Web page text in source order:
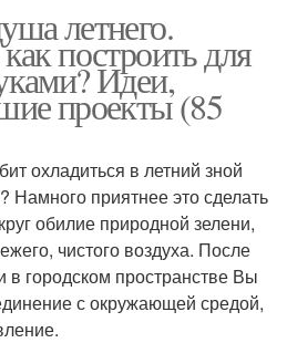
летнего.
построить для
Идеи,
проекты (85
охладиться в летний зной
приятнее это сделать
обилие природной зелени,
чистого воздуха. После
в городском пространстве Вы
с окружающей средой,